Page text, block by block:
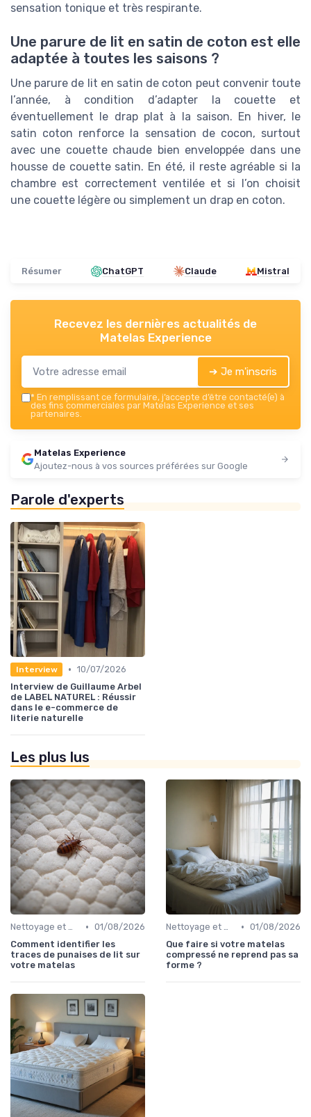
sensation tonique et très respirante.
Une parure de lit en satin de coton est elle
adaptée à toutes les saisons ?
Une parure de lit en satin de coton peut convenir toute
l’année, à condition d’adapter la couette et
éventuellement le drap plat à la saison. En hiver, le
satin coton renforce la sensation de cocon, surtout
avec une couette chaude bien enveloppée dans une
housse de couette satin. En été, il reste agréable si la
chambre est correctement ventilée et si l’on choisit
une couette légère ou simplement un drap en coton.
Résumer ChatGPT Claude Mistral
Recevez les dernières actualités de
Matelas Experience
➔ Je m'inscris
* En remplissant ce formulaire, j’accepte d’être contacté(e) à
des fins commerciales par Matelas Experience et ses
partenaires.
Matelas Experience
Ajoutez-nous à vos sources préférées sur Google
Parole d'experts
Interview • 10/07/2026
Interview de Guillaume Arbel
de LABEL NATUREL : Réussir
dans le e-commerce de
literie naturelle
Les plus lus
Nettoyage et maintenance • 01/08/2026
Comment identifier les
traces de punaises de lit sur
votre matelas
Nettoyage et maintenance • 01/08/2026
Que faire si votre matelas
compressé ne reprend pas sa
forme ?